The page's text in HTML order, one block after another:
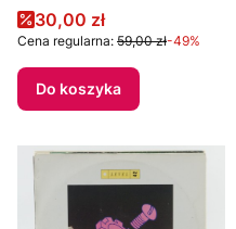
Germany
Cena promocyjna
30,00 zł
Cena regularna: 59,00 zł-49%
Do koszyka